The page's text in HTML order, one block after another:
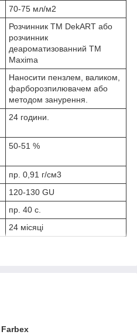
70-75 мл/м2
Розчинник ТМ DekART або
розчинник
деароматизованний ТМ
Maxima
Наносити пензлем, валиком,
фарборозпилювачем або
методом занурення.
24 години.
50-51 %
пр. 0,91 г/см3
120-130 GU
пр. 40 с.
24 місяці
Farbex